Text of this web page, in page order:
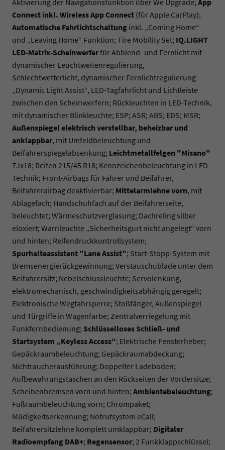
Aktivierung der Navigationsfunktion über We Upgrade; App
Connect inkl. Wireless App Connect (für Apple CarPlay);
Automatische Fahrlichtschaltung inkl. „Coming Home“
und „Leaving Home“ Funktion; Tire Mobility Set; IQ.LIGHT
LED-Matrix-Scheinwerferfür Abblend- und Fernlicht mit
dynamischer Leuchtweitenregulierung,
Schlechtwetterlicht, dynamischer Fernlichtregulierung
„Dynamic Light Assist“, LED-Tagfahrlicht und Lichtleiste
zwischen den Scheinwerfern; Rückleuchten in LED-Technik,
mit dynamischer Blinkleuchte; ESP; ASR; ABS; EDS; MSR;
Außenspiegel elektrisch verstellbar, beheizbar und
anklappbar, mit Umfeldbeleuchtung und
Beifahrerspiegelabsenkung; Leichtmetallfelgen "Misano"
7Jx18; Reifen 215/45 R18; Kennzeichenbeleuchtung in LED-
Technik; Front-Airbags für Fahrer und Beifahrer,
Beifahrerairbag deaktivierbar; Mittelarmlehne vorn, mit
Ablagefach; Handschuhfach auf der Beifahrerseite,
beleuchtet; Wärmeschutzverglasung; Dachreling silber
eloxiert; Warnleuchte „Sicherheitsgurt nicht angelegt“ vorn
und hinten; Reifendruckkontrollsystem;
Spurhalteassistent "Lane Assist"; Start-Stopp-System mit
Bremsenergierückgewinnung; Verstauschublade unter dem
Beifahrersitz; Nebelschlussleuchte; Servolenkung,
elektromechanisch, geschwindigkeitsabhängig geregelt;
Elektronische Wegfahrsperre; Stoßfänger, Außenspiegel
und Türgriffe in Wagenfarbe; Zentralverriegelung mit
Funkfernbedienung; Schlüsselloses Schließ- und
Startsystem „Keyless Access“; Elektrische Fensterheber;
Gepäckraumbeleuchtung; Gepäckraumabdeckung;
Nichtraucherausführung; Doppelter Ladeboden;
Aufbewahrungstaschen an den Rückseiten der Vordersitze;
Scheibenbremsen vorn und hinten; Ambientebeleuchtung;
Fußraumbeleuchtung vorn; Chrompaket;
Müdigkeitserkennung; Notrufsystem eCall;
Beifahrersitzlehne komplett umklappbar; Digitaler
Radioempfang DAB+; Regensensor; 2 Funkklappschlüssel;